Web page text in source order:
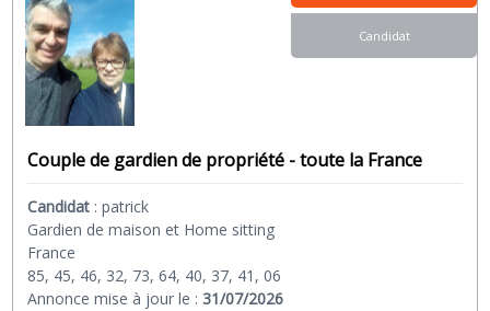
Couple de gardien de propriété - toute la France
Candidat :patrick
Gardien de maison et Home sitting
France
85, 45, 46, 32, 73, 64, 40, 37, 41, 06
Annonce mise à jour le :31/07/2026
Candidat